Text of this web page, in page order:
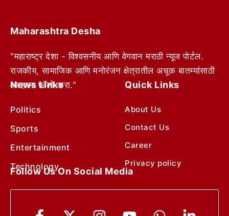
Maharashtra Desha
"महाराष्ट्र देशा - विश्वसनीय आणि वेगवान मराठी न्यूज पोर्टल.
राजकीय, सामाजिक आणि मनोरंजन क्षेत्रातील अचूक बातम्यांसाठी
आम्हाला फॉलो करा."
News Links
Politics
Sports
Entertainment
Technology
Quick Links
About Us
Contact Us
Career
Privacy policy
Follow Us On Social Media